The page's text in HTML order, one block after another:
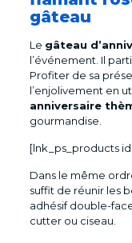
gâteau
Le gâteau
l’événement. Il
Profiter de sa
l’enjolivement en
anniversaire
gourmandise.
[lnk_ps_products
Dans le même
suffit de réunir les
adhésif double-
cutter ou ciseau.